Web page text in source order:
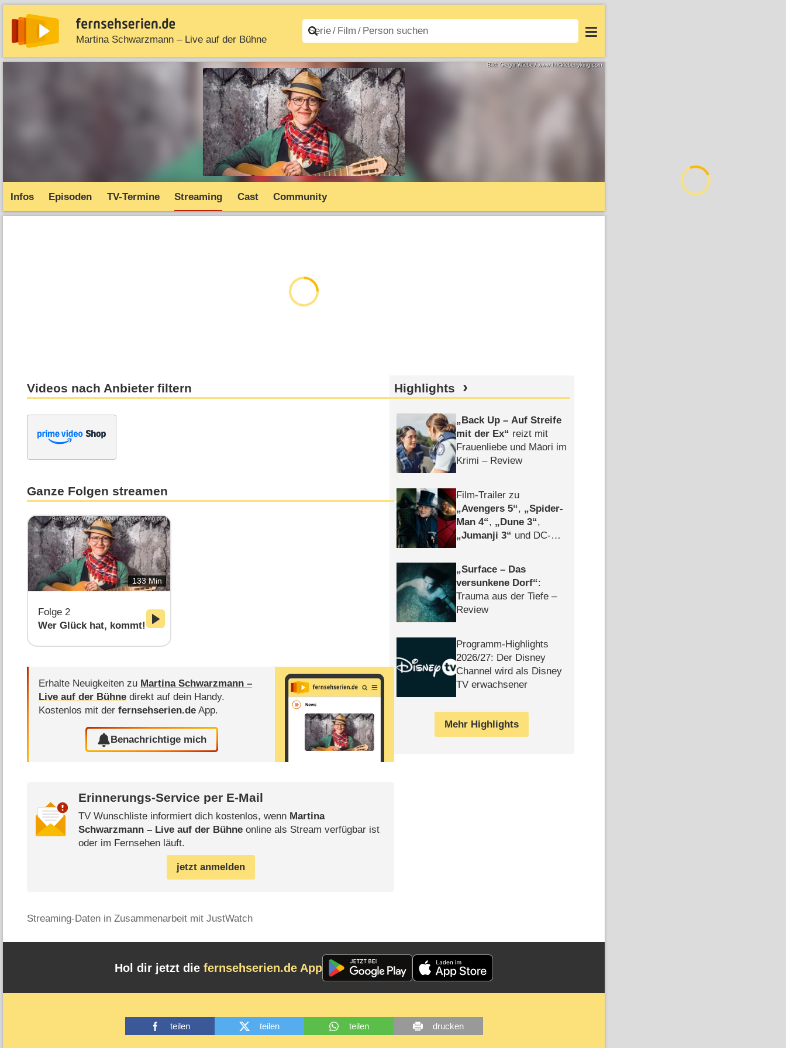
Martina Schwarzmann – Live auf der Bühne
News Entdecken Streaming TV-Starts Serien A–Z Filme A–Z Login
Bild: Gregor Wiebe / www.huckleberryking.com
Infos Episoden TV-Termine Streaming Cast Community
Videos nach Anbieter filtern
Ganze Folgen streamen
Bild: Gregor Wiebe / www.huckleberryking.com
133 Min
Folge 2
Wer Glück hat, kommt!
Erhalte Neuigkeiten zu Martina Schwarzmann –
Live auf der Bühne direkt auf dein Handy.
Kostenlos mit derfernsehserien.de App.
Benachrichtige mich
Erinnerungs-Service per E-Mail
TV Wunschliste informiert dich kostenlos, wenn Martina
Schwarzmann – Live auf der Bühneonline als Stream verfügbar ist
oder im Fernsehen läuft.
jetzt anmelden
Streaming-Daten in Zusammenarbeit mit JustWatch
Highlights
Back Up – Auf Streife
mit der Ex
reizt mit
Frauenliebe und Māori im
Krimi – Review
Film-Trailer zu
Avengers 5 ,
Spider-
Man 4 , Dune 3 ,
Jumanji 3
und DC-
Surface – Das
versunkene Dorf :
Trauma aus der Tiefe –
Review
Programm-Highlights
2026/​27: Der Disney
Channel wird als Disney
TV erwachsener
Mehr Highlights
Hol dir jetzt die fernsehserien.de App
teilen teilen teilen drucken